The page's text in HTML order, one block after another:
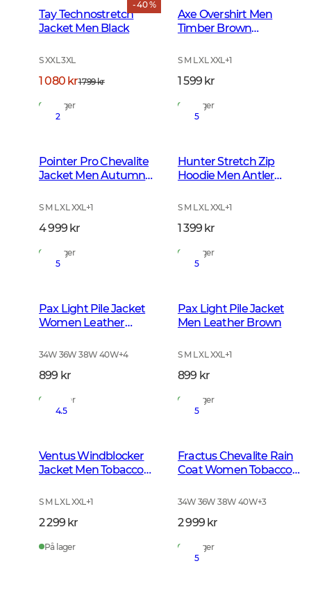
- 40 %
Tay Technostretch
Jacket Men Black
S XXL 3XL
1 080 kr1 799 kr
På lager
Axe Overshirt Men
Timber Brown
S M L XL XXL+1
1 599 kr
På lager
2
Pointer Pro Chevalite
Jacket Men Autumn
S M L XL XXL+1
4 999 kr
På lager
5
Hunter Stretch Zip
Hoodie Men Antler
S M L XL XXL+1
1 399 kr
På lager
5
Pax Light Pile Jacket
Women Leather
34W 36W 38W 40W+4
899 kr
På lager
5
Pax Light Pile Jacket
Men Leather Brown
S M L XL XXL+1
899 kr
På lager
4.5
Ventus Windblocker
Jacket Men Tobacco
S M L XL XXL+1
2 299 kr
På lager
5
Fractus Chevalite Rain
Coat Women Tobacco
34W 36W 38W 40W+3
2 999 kr
På lager
5